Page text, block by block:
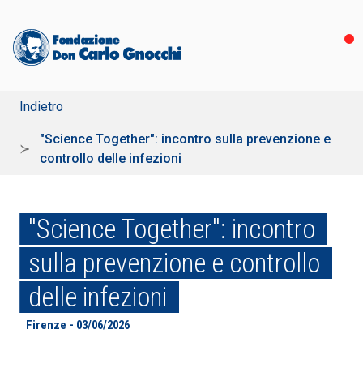
Indietro
"Science Together": incontro sulla prevenzione e
controllo delle infezioni
"Science Together": incontro
sulla prevenzione e controllo
delle infezioni
Firenze - 03/06/2026